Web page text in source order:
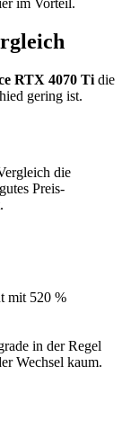
im Vorteil.
RTX 4070 Ti die
gering ist.
die
Preis-
mit 520 %
in der Regel
Wechsel kaum.